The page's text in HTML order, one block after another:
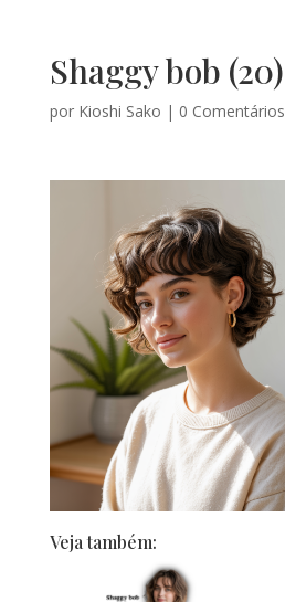
Shaggy bob (20)
por Kioshi Sako | 0 Comentários
Veja também: